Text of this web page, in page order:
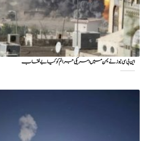
این بی سی نیوز نے یمن میں امریکی جرائم کو کیا بے نقاب